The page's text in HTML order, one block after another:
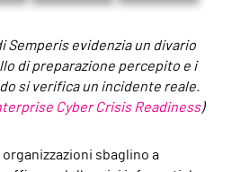
Semperis evidenzia un divario
di preparazione percepito e i
si verifica un incidente reale.
Cyber Crisis Readiness)
sbaglino a